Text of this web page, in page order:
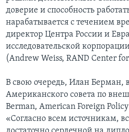
доверие и способность
нарабатывается с течением
директор Центра России и
исследовательской
(Andrew Weiss, RAND Center
В свою очередь, Илан Берман,
Американского совета по
Berman, American Foreign
«Согласно всем источникам,